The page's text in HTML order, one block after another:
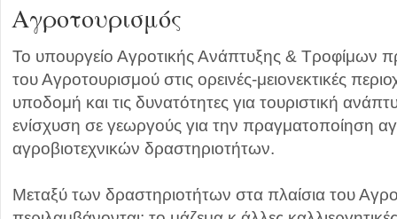
Αγροτουρισμός
Το υπουργείο Αγροτικής Ανάπτυξης & Τροφίμων
του Αγροτουρισμού στις ορεινές-μειονεκτικές
υποδομή και τις δυνατότητες για τουριστική
ενίσχυση σε γεωργούς για την πραγματοποίηση
αγροβιοτεχνικών δραστηριοτήτων.
Μεταξύ των δραστηριοτήτων στα πλαίσια του